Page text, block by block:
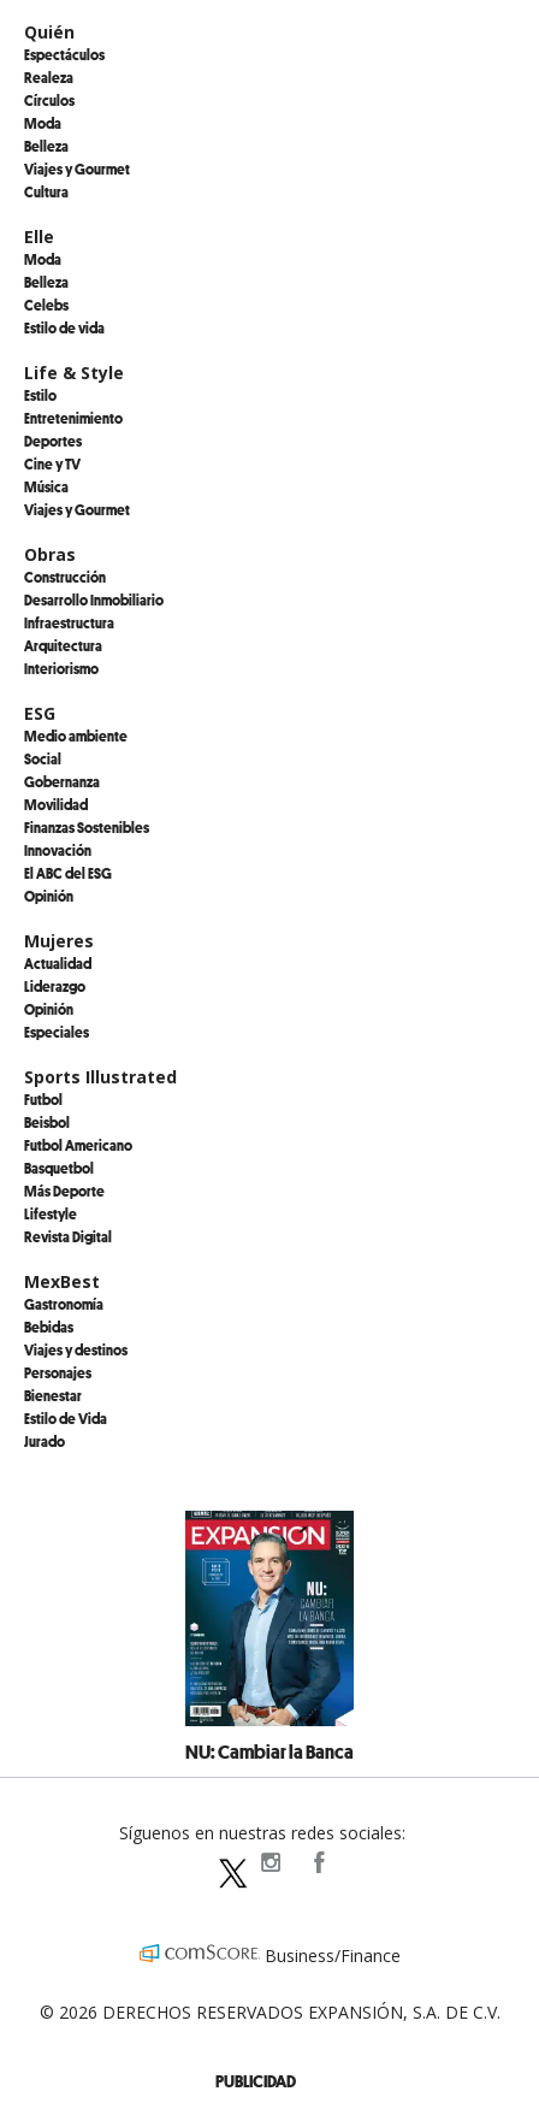
Quién
Espectáculos
Realeza
Círculos
Moda
Belleza
Viajes y Gourmet
Cultura
Elle
Moda
Belleza
Celebs
Estilo de vida
Life & Style
Estilo
Entretenimiento
Deportes
Cine y TV
Música
Viajes y Gourmet
Obras
Construcción
Desarrollo Inmobiliario
Infraestructura
Arquitectura
Interiorismo
ESG
Medio ambiente
Social
Gobernanza
Movilidad
Finanzas Sostenibles
Innovación
El ABC del ESG
Opinión
Mujeres
Actualidad
Liderazgo
Opinión
Especiales
Sports Illustrated
Futbol
Beisbol
Futbol Americano
Basquetbol
Más Deporte
Lifestyle
Revista Digital
MexBest
Gastronomía
Bebidas
Viajes y destinos
Personajes
Bienestar
Estilo de Vida
Jurado
NU: Cambiar la Banca
PUBLICIDAD
Síguenos en nuestras redes sociales:
expansionpolitica
Business/Finance
© 2026 DERECHOS RESERVADOS EXPANSIÓN, S.A. DE C.V.